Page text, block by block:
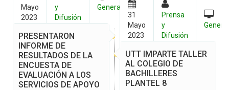
Mayo
2023
y
Difusión
General
31
Mayo
2023
Prensa
y
Difusión
General
PRESENTARON
INFORME DE
RESULTADOS DE LA
ENCUESTA DE
EVALUACIÓN A LOS
SERVICIOS DE APOYO
UTT IMPARTE TALLER
AL COLEGIO DE
BACHILLERES
PLANTEL 8